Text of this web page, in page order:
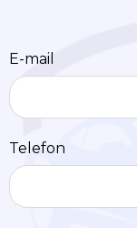
E-mail
Telefon